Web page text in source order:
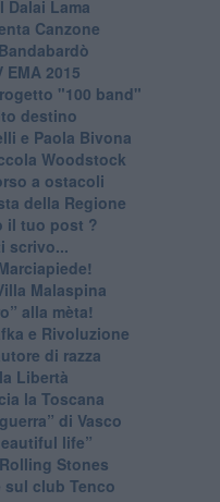
Dalai Lama
Canzone
2015
"100 band"
destino
e Paola Bivona
Woodstock
a ostacoli
della Regione
il tuo post ?
scrivo...
Malaspina
alla mèta!
e Rivoluzione
di razza
Libertà
la Toscana
di Vasco
life”
Stones
club Tenco